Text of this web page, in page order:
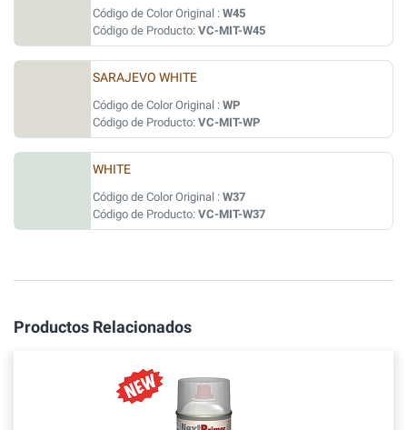
Código de Color Original : W45
Código de Producto: VC-MIT-W45
SARAJEVO WHITE
Código de Color Original : WP
Código de Producto: VC-MIT-WP
WHITE
Código de Color Original : W37
Código de Producto: VC-MIT-W37
Productos Relacionados